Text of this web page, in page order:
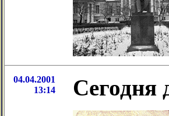
04.04.2001
13:14
Сегодня